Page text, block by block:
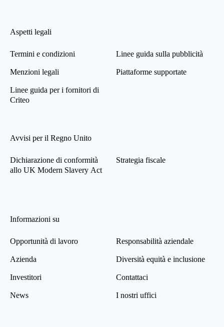
Aspetti legali
Termini e condizioni
Menzioni legali
Linee guida per i fornitori di
Criteo
Linee guida sulla pubblicità
Piattaforme supportate
Avvisi per il Regno Unito
Dichiarazione di conformità
allo UK Modern Slavery Act
Strategia fiscale
Informazioni su
Opportunità di lavoro
Azienda
Investitori
News
Responsabilità aziendale
Diversità equità e inclusione
Contattaci
I nostri uffici